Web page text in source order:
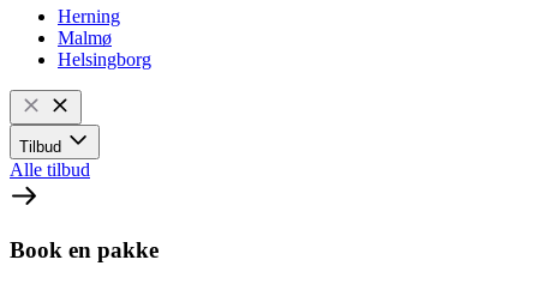
Herning
Malmø
Helsingborg
Tilbud
Alle tilbud
Book en pakke